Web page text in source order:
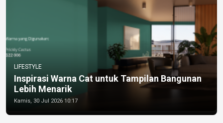
LIFESTYLE
Inspirasi Warna Cat untuk Tampilan Bangunan
Lebih Menarik
Kamis, 30 Jul 2026 10:17